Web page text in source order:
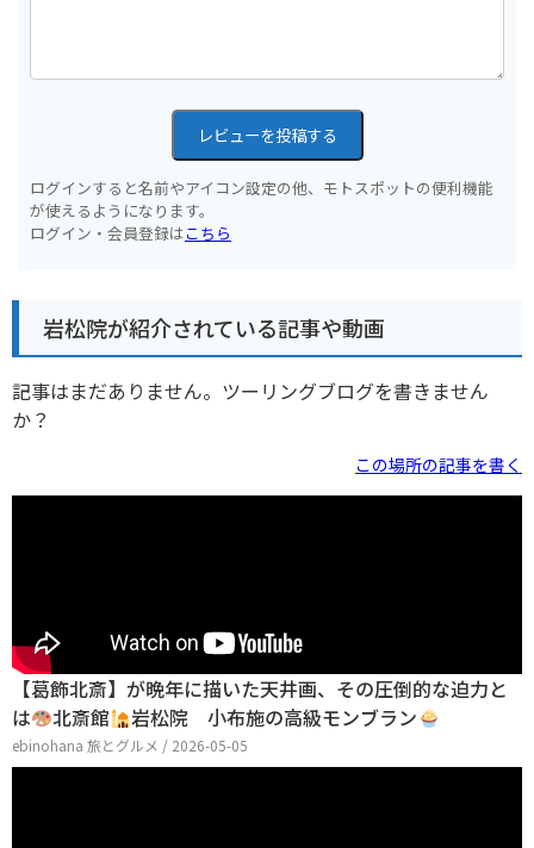
レビューを投稿する
ログインすると名前やアイコン設定の他、モトスポットの便利機能
が使えるようになります。
ログイン・会員登録はこちら
岩松院が紹介されている記事や動画
記事はまだありません。ツーリングブログを書きません
か？
この場所の記事を書く
【葛飾北斎】が晩年に描いた天井画、その圧倒的な迫力と
は
北斎館 岩松院 小布施の高級モンブラン
ebinohana 旅とグルメ / 2026-05-05